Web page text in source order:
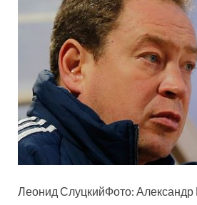
Леонид СлуцкийФото: Александр